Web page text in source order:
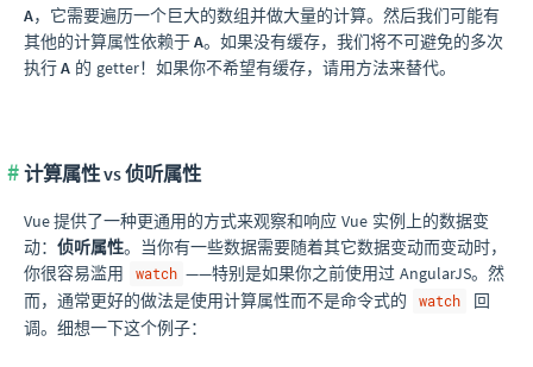
A，它需要遍历一个巨大的数组并做大量的计算。然后我们可能有
其他的计算属性依赖于A。如果没有缓存，我们将不可避免的多次
执行A 的 getter！如果你不希望有缓存，请用方法来替代。
计算属性 vs 侦听属性
Vue 提供了一种更通用的方式来观察和响应 Vue 实例上的数据变
动： 侦听属性。当你有一些数据需要随着其它数据变动而变动时，
你很容易滥用
watch ——特别是如果你之前使用过 AngularJS。然
而，通常更好的做法是使用计算属性而不是命令式的
watch
回
调。细想一下这个例子：